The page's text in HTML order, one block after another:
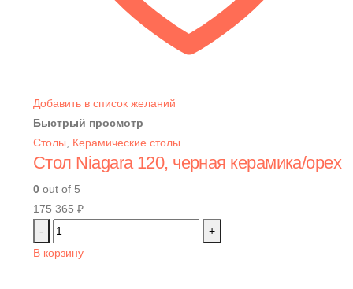
Добавить в список желаний
Быстрый просмотр
Столы
Керамические столы
Стол Niagara 120, черная керамика/орех
0 out of 5
175 365 ₽
-
+
В корзину